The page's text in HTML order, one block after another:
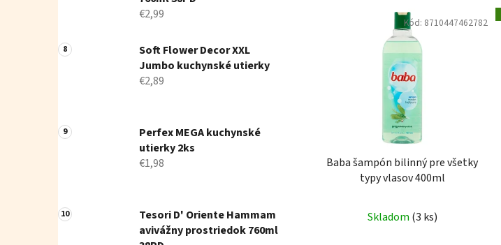
€2,99
Soft Flower Decor XXL
Jumbo kuchynské utierky
€2,89
Perfex MEGA kuchynské
utierky 2ks
€1,98
Tesori D' Oriente Hammam
avivážny prostriedok 760ml
Baba šampón bilinný pre všetky
typy vlasov 400ml
Skladom (3 ks)
Kód: 8710447462782